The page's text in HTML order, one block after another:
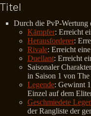
Titel
Durch die PvP-Wertung
Kämpfer: Erreicht
Herausforderer:
Rivale: Erreicht
Duellant: Erreicht
Saisonaler
in Saison 1 von
Legende: Gewinnt
Einzel auf dem
Geschmiedete
der Rangliste der